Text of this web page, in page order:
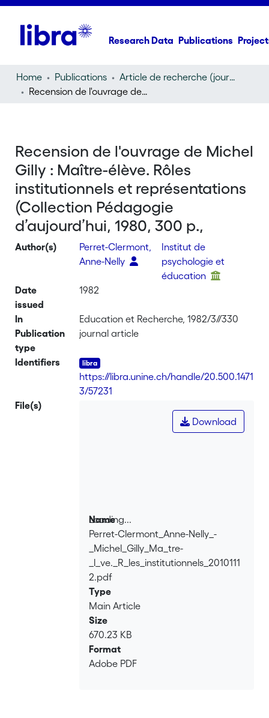
Research Data Publications
Home Publications
Article de recherche (journal article)
Recension de l'ouvrage de Michel Gilly : Maître-élève. Rôles institutionnels et représentations (Collection Pédagogie d’aujourd’hui, 1980, 300 p.,
Recension de l'ouvrage de Michel
Gilly : Maître-élève. Rôles
institutionnels et représentations
(Collection Pédagogie
d’aujourd’hui, 1980, 300 p.,
Author(s)
Perret-Clermont,
Anne-Nelly
Institut de
psychologie et
éducation
Date
issued
1982
In
Education et Recherche, 1982/3//330
Publication
type
journal article
Identifiers
https://libra.unine.ch/handle/20.500.1471
3/57231
File(s)
Loading...
Loading...
Download
Name
Perret-Clermont_Anne-Nelly_-
_Michel_Gilly_Ma_tre-
_l_ve._R_les_institutionnels_2010111
2.pdf
Type
Main Article
Size
670.23 KB
Format
Adobe PDF